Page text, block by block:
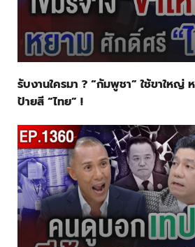
รับงานใครมา ? “กัมพูชา” ใช้ขาใหญ่
ป้ายสี “ไทย” !